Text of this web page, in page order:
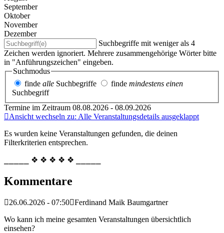
September
Oktober
November
Dezember
Suchbegriffe mit weniger als 4
Zeichen werden ignoriert. Mehrere zusammengehörige Wörter bitte
in "Anführungszeichen" eingeben.
Suchmodus
finde alle Suchbegriffe finde mindestens einen
Suchbegriff
Termine im Zeitraum 08.08.2026 - 08.09.2026
Ansicht wechseln zu: Alle Veranstaltungsdetails ausgeklappt
Es wurden keine Veranstaltungen gefunden, die deinen
Filterkriterien entsprechen.
⎯⎯⎯⎯⎯ ❖ ❖ ❖ ❖ ❖ ⎯⎯⎯⎯⎯
Kommentare
26.06.2026 - 07:50 Ferdinand Maik Baumgartner
Wo kann ich meine gesamten Veranstaltungen übersichtlich
einsehen?